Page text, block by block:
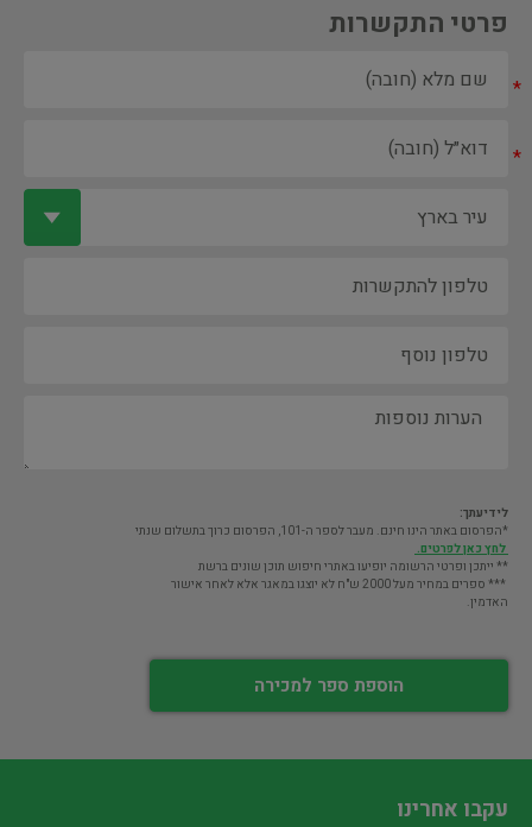
פרטי התקשרות
*
*
לידיעתך:
*הפרסום באתר הינו חינם. מעבר לספר ה-101, הפרסום כרוך בתשלום שנתי
לחץ כאן לפרטים.
** ייתכן ופרטי הרשומה יופיעו באתרי חיפוש תוכן שונים ברשת
*** ספרים במחיר מעל 2000 ש"ח לא יוצגו במאגר אלא לאחר אישור
האדמין.
הוספת ספר למכירה
עקבו אחרינו